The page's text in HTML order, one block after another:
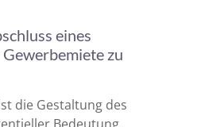
eines
zu
die Gestaltung des